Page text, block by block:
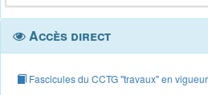
Accès direct
Fascicules du CCTG "travaux" en vigueur